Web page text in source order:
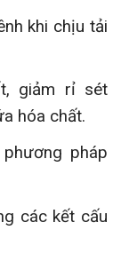
khi chịu tải
giảm rỉ sét
hóa chất.
pháp
các kết cấu